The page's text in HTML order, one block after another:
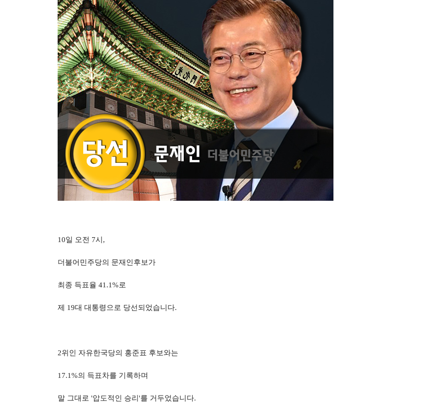
10일 오전 7시 ,
더불어민주당의 문재인후보가
최종 득표율 41.1%로
제 19대 대통령으로 당선되었습니다.
2위인 자유한국당의 홍준표 후보와는
17.1%의 득표차를 기록하며
말 그대로 '압도적인 승리 '를 거두었습니다.